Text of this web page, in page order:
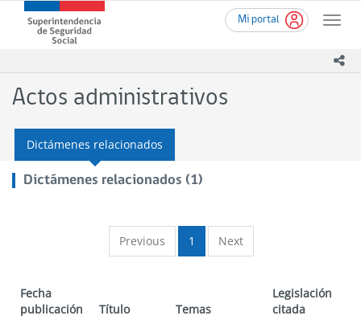
contenido
Mi portal
Toggle
Superintendencia
de
-
de
Chile
Actos administrativos
Dictámenes relacionados
Dictámenes relacionados (1)
Previous 1 Next
Fecha
publicación
Título Temas
Legislación
citada